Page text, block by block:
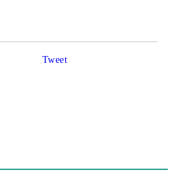
Tweet